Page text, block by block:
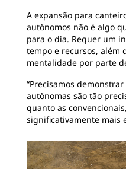
A expansão para
autônomos não é algo
para o dia. Requer um
tempo e recursos, além
mentalidade por parte
“Precisamos
autônomas são tão
quanto as
significativamente mais